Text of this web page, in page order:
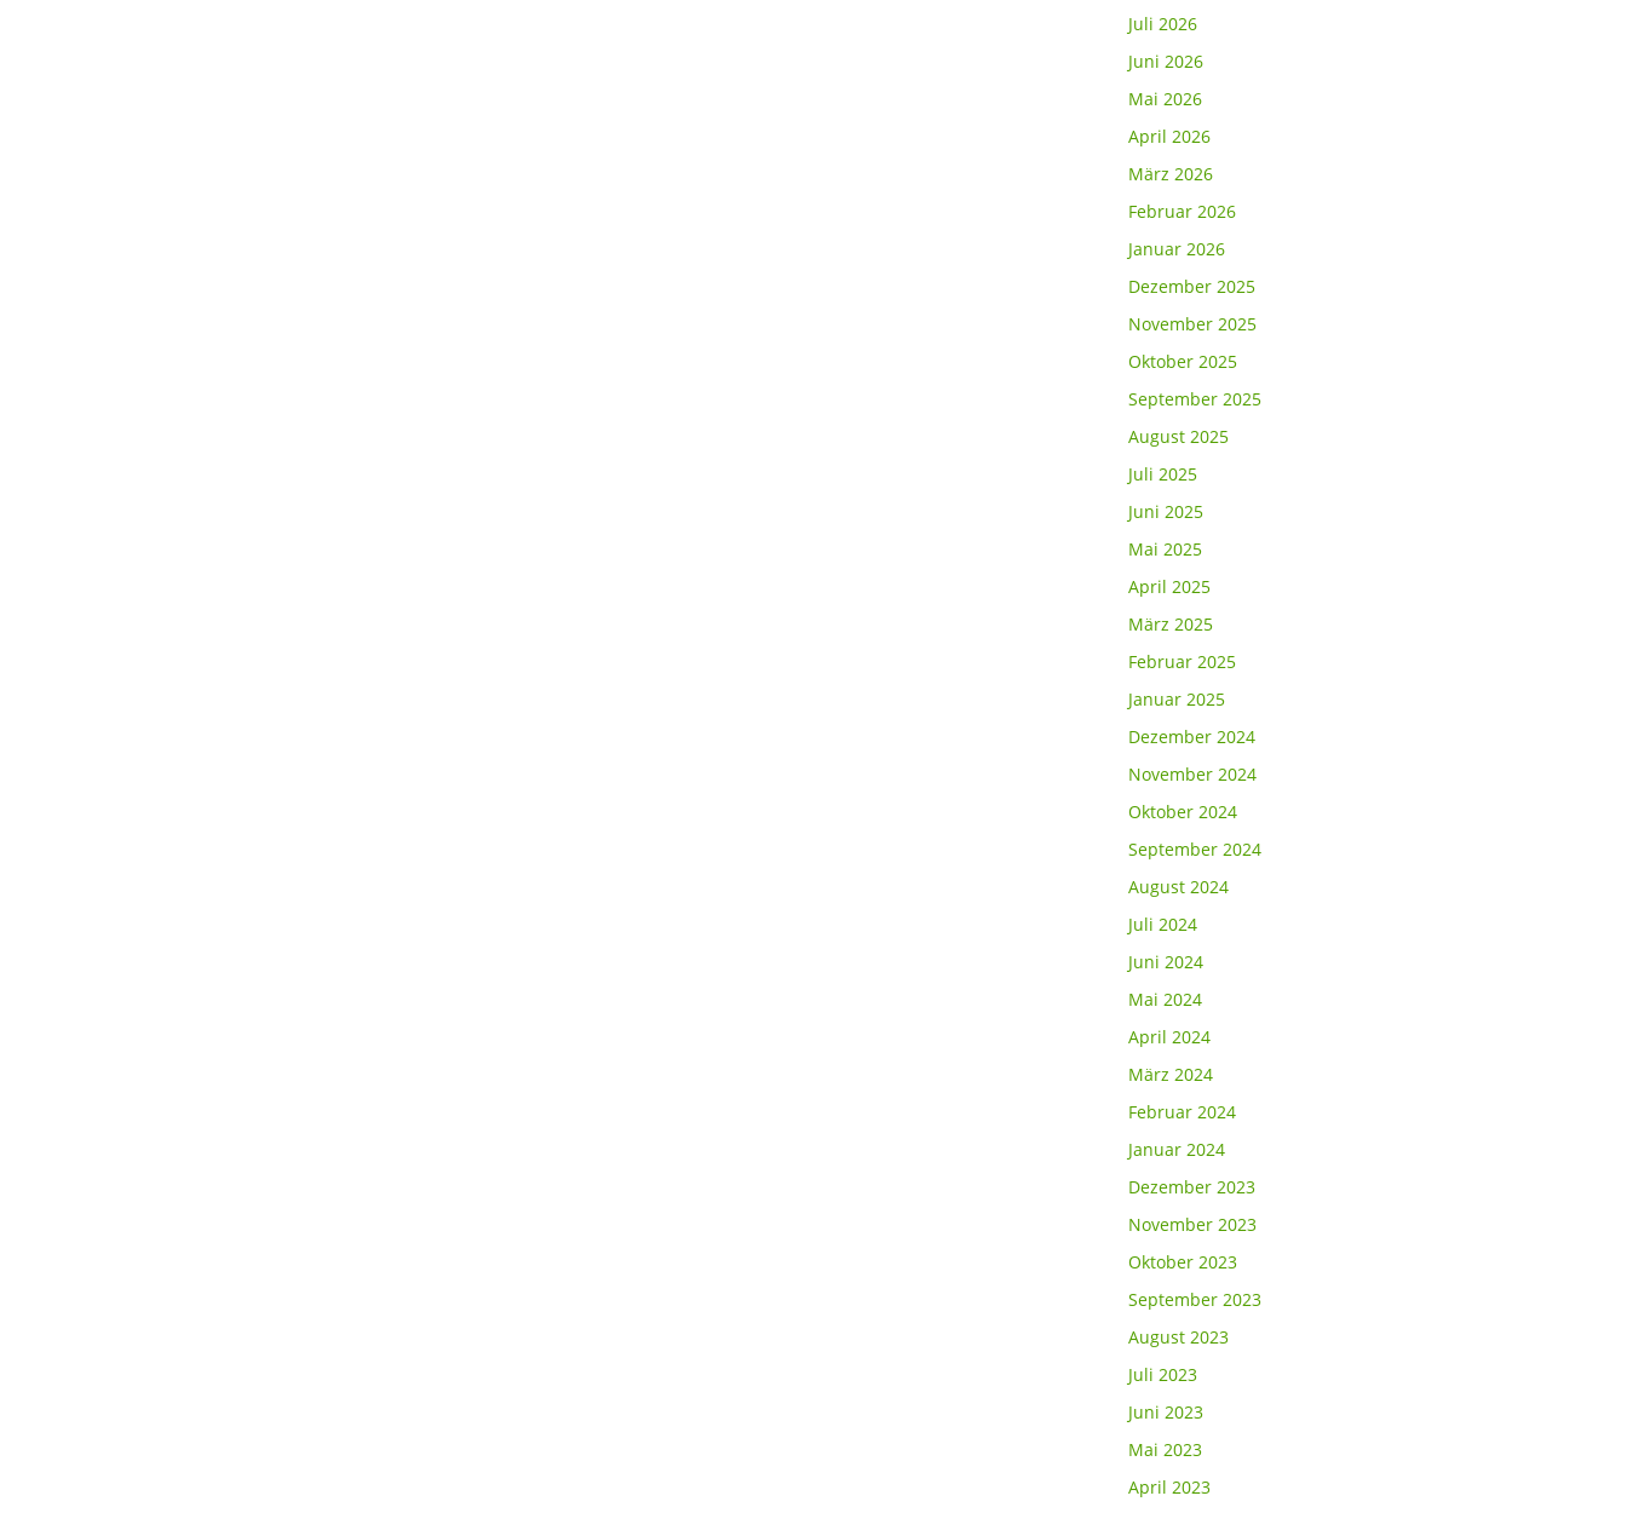
Juli 2026
Juni 2026
Mai 2026
April 2026
März 2026
Februar 2026
Januar 2026
Dezember 2025
November 2025
Oktober 2025
September 2025
August 2025
Juli 2025
Juni 2025
Mai 2025
April 2025
März 2025
Februar 2025
Januar 2025
Dezember 2024
November 2024
Oktober 2024
September 2024
August 2024
Juli 2024
Juni 2024
Mai 2024
April 2024
März 2024
Februar 2024
Januar 2024
Dezember 2023
November 2023
Oktober 2023
September 2023
August 2023
Juli 2023
Juni 2023
Mai 2023
April 2023